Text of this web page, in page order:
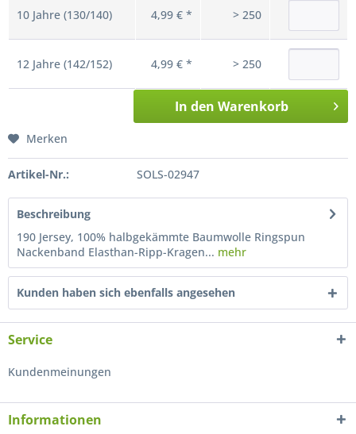
10 Jahre (130/140) 4,99 € * > 250
12 Jahre (142/152) 4,99 € * > 250
In den Warenkorb
Merken
Artikel-Nr.: SOLS-02947
Beschreibung
190 Jersey, 100% halbgekämmte Baumwolle Ringspun
Nackenband Elasthan-Ripp-Kragen... mehr
Kunden haben sich ebenfalls angesehen
Service
Kundenmeinungen
Informationen